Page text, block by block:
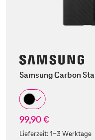
Samsung Carbon
99,90 €
Lieferzeit:1-3 Werktage